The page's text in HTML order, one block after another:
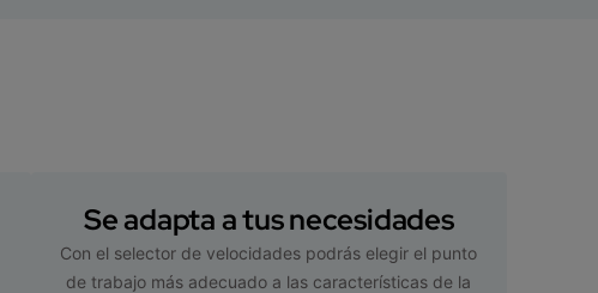
Se adapta a tus necesidades
Con el selector de velocidades podrás elegir el punto
de trabajo más adecuado a las características de la